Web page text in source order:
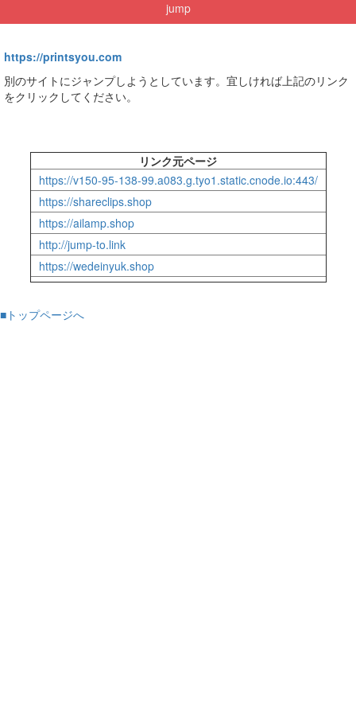
jump
https://printsyou.com
別のサイトにジャンプしようとしています。宜しければ上記のリンク
をクリックしてください。
リンク元ページ
https://v150-95-138-99.a083.g.tyo1.static.cnode.io:443/
https://shareclips.shop
https://ailamp.shop
http://jump-to.link
https://wedeinyuk.shop
■トップページへ